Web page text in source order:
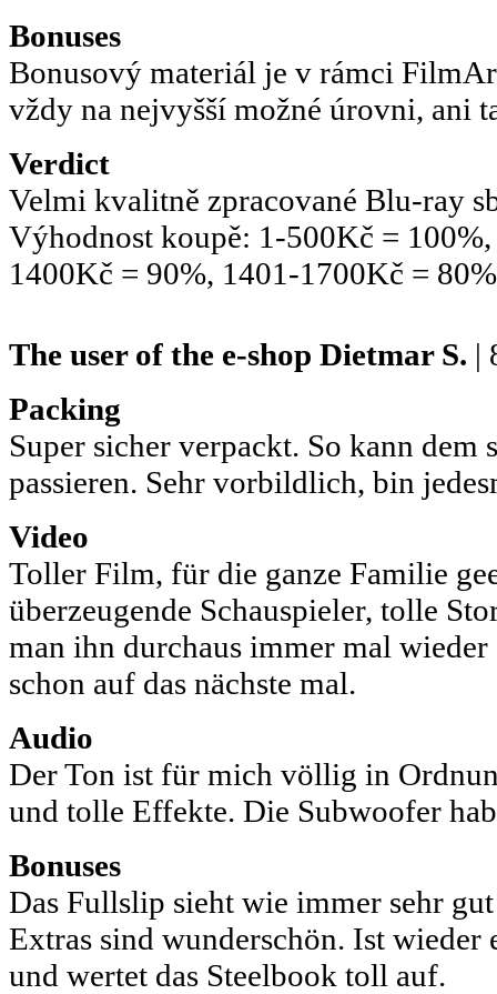
Bonuses
Bonusový materiál je v rámci
vždy na nejvyšší možné úrovni, ani
Verdict
Velmi kvalitně zpracované Blu-ray
Výhodnost koupě: 1-500Kč =
1400Kč = 90%, 1401-1700Kč =
The user of the e-shop Dietmar S. |
Packing
Super sicher verpackt. So kann dem
passieren. Sehr vorbildlich, bin
Video
Toller Film, für die ganze Familie
überzeugende Schauspieler, tolle
man ihn durchaus immer mal wieder
schon auf das nächste mal.
Audio
Der Ton ist für mich völlig in
und tolle Effekte. Die Subwoofer
Bonuses
Das Fullslip sieht wie immer sehr
Extras sind wunderschön. Ist wieder
und wertet das Steelbook toll auf.